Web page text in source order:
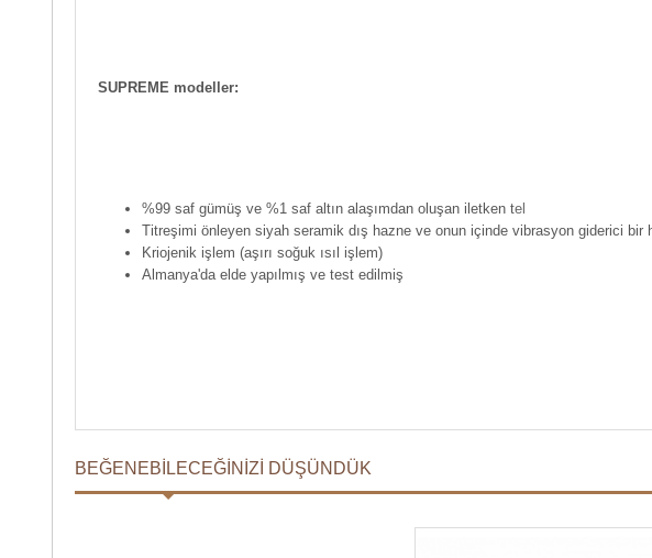
SUPREME modeller:
%99 saf gümüş ve %1 saf altın alaşımdan oluşan iletken tel
Titreşimi önleyen siyah seramik dış hazne ve onun içinde vibrasyon giderici bir
Kriojenik işlem (aşırı soğuk ısıl işlem)
Almanya'da elde yapılmış ve test edilmiş
BEĞENEBILECEĞINIZI DÜŞÜNDÜK